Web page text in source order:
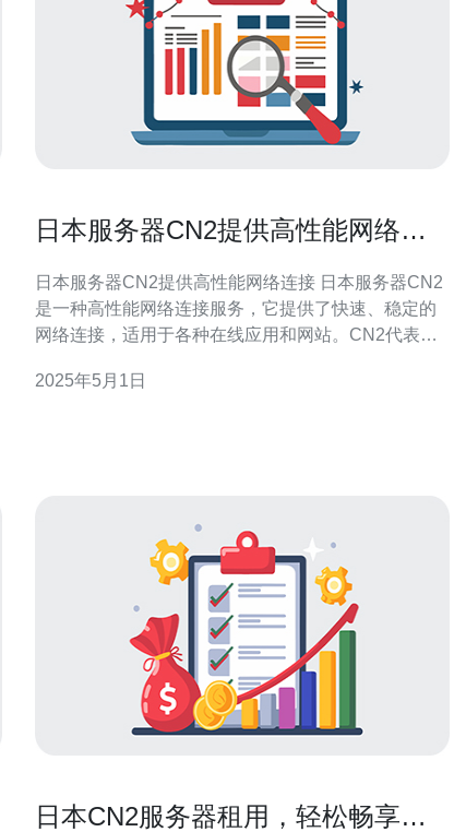
日本服务器CN2提供高性能网络连
日本服务器CN2提供高性能网络连接 日本服务器CN2
是一种高性能网络连接服务，它提供了快速、稳定的
网络连接，适用于各种在线应用和网站。CN2代表
高级网络服务。 日本服务器CN2具有以下优势： 快速
2025年5月1日
日本CN2服务器租用，轻松畅享高